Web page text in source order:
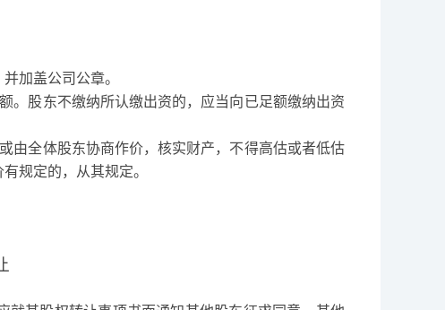
加盖公司公章。
。股东不缴纳所认缴出资的，应当向已足额缴纳出资
由全体股东协商作价，核实财产，不得高估或者低估
规定的，从其规定。